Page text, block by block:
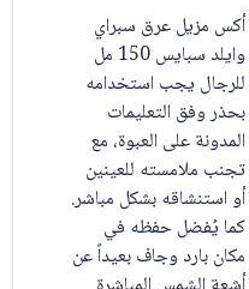
أكس مزيل عرق سبراي
وايلد سبايس 150 مل
للرجال يجب استخدامه
بحذر وفق التعليمات
المدونة على العبوة، مع
تجنب ملامسته للعينين
أو استنشاقه بشكل مباشر.
كما يُفضل حفظه في
مكان بارد وجاف بعيداً عن